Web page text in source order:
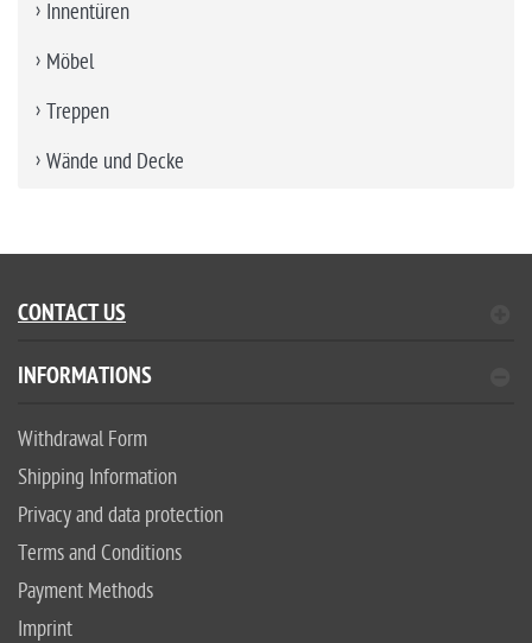
Innentüren
Möbel
Treppen
Wände und Decke
CONTACT US
INFORMATIONS
Withdrawal Form
Shipping Information
Privacy and data protection
Terms and Conditions
Payment Methods
Imprint